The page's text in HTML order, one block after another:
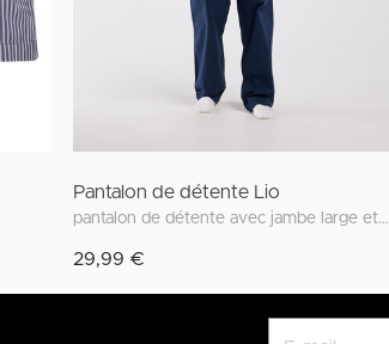
Pantalon de détente Lio
pantalon de détente avec jambe large et taille élastique
29,99 €